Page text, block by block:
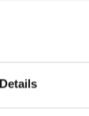
Details